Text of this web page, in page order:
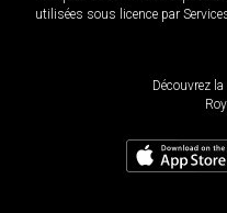
utilisées sous licence par
Découvrez